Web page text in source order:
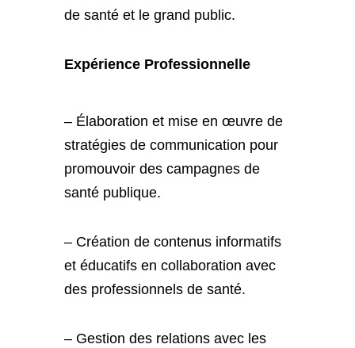
de santé et le grand public.
Expérience Professionnelle
– Élaboration et mise en œuvre de
stratégies de communication pour
promouvoir des campagnes de
santé publique.
– Création de contenus informatifs
et éducatifs en collaboration avec
des professionnels de santé.
– Gestion des relations avec les